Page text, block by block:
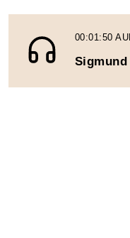
00:01:50